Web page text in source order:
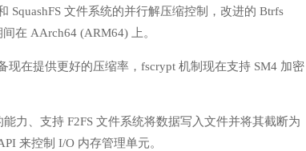
SquashFS 文件系统的并行解压缩控制，改进的 Btrfs
在 AArch64 (ARM64) 上。
现在提供更好的压缩率，fscrypt 机制现在支持 SM4 加密
力、支持 F2FS 文件系统将数据写入文件并将其截断为
来控制 I/O 内存管理单元。